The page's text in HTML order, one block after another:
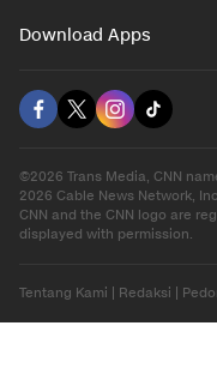
Download Apps
©2026 Trans Media, CNN
2026 Cable News Network,
CNN and the CNN logo are
displayed with permission.
Tentang Kami | Redaksi |